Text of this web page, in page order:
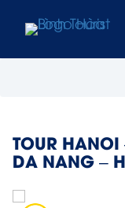
TOUR
DA NANG –